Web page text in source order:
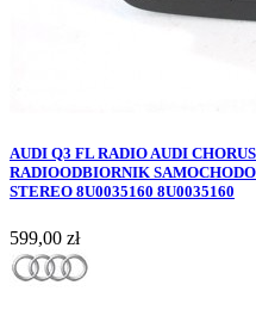
AUDI Q3 FL RADIO AUDI
RADIOODBIORNIK
STEREO 8U0035160 8U0035160
Cena
599,00 zł